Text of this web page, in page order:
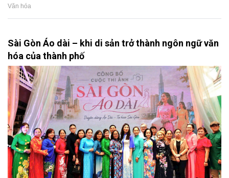
Văn hóa
Sài Gòn Áo dài – khi di sản trở thành ngôn ngữ văn
hóa của thành phố